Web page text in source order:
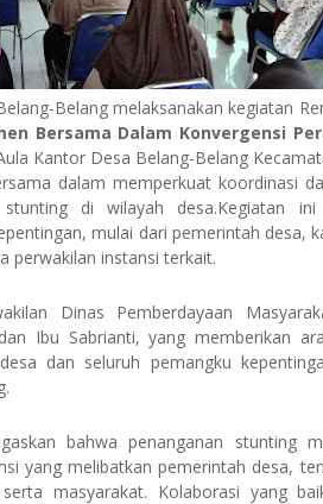
Belang melaksanakan kegiatan
Bersama Dalam Konvergensi
Kantor Desa Belang-Belang
dalam memperkuat koordinasi
di wilayah desa.Kegiatan ini
mulai dari pemerintah desa,
perwakilan instansi terkait.
Dinas Pemberdayaan
dan Ibu Sabrianti, yang memberikan
dan seluruh pemangku
bahwa penanganan stunting
yang melibatkan pemerintah desa,
masyarakat. Kolaborasi yang